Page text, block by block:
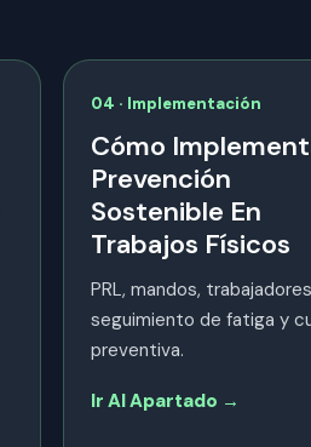
04 · Implementación
Cómo
Prevención
Sostenible En
Trabajos Físicos
PRL, mandos,
seguimiento de fatiga y
preventiva.
Ir Al Apartado →